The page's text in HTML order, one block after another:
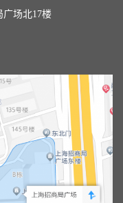
广场北17楼